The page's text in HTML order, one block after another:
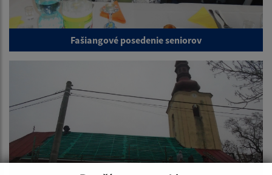
Fašiangové posedenie seniorov